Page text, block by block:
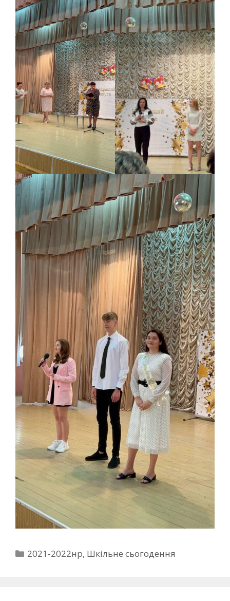
2021-2022нр, Шкільне сьогодення